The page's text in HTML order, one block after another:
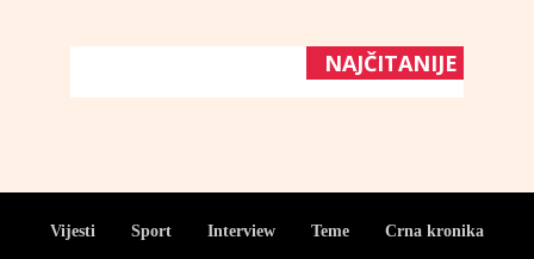
NAJČITANIJE
Vijesti Sport Interview Teme Crna kronika